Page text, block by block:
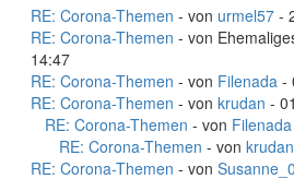
RE: Corona-Themen - von urmel57 -
RE: Corona-Themen - von
14:47
RE: Corona-Themen - von Filenada -
RE: Corona-Themen - von krudan -
RE: Corona-Themen - von Filenada
RE: Corona-Themen - von krudan
RE: Corona-Themen - von